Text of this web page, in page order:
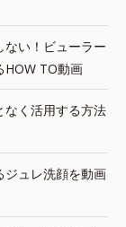
ない！ビューラー
HOW TO動画
なく活用する方法
ジュレ洗顔を動画